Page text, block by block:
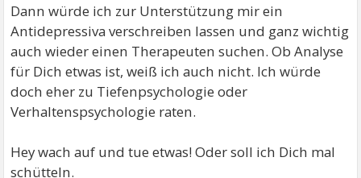
Dann würde ich zur Unterstützung mir ein
Antidepressiva verschreiben lassen und ganz wichtig
auch wieder einen Therapeuten suchen. Ob Analyse
für Dich etwas ist, weiß ich auch nicht. Ich würde
doch eher zu Tiefenpsychologie oder
Verhaltenspsychologie raten.
Hey wach auf und tue etwas! Oder soll ich Dich mal
schütteln.